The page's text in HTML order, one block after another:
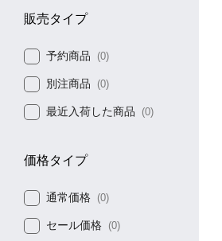
販売タイプ
予約商品 (0)
別注商品 (0)
最近入荷した商品 (0)
価格タイプ
通常価格 (0)
セール価格 (0)